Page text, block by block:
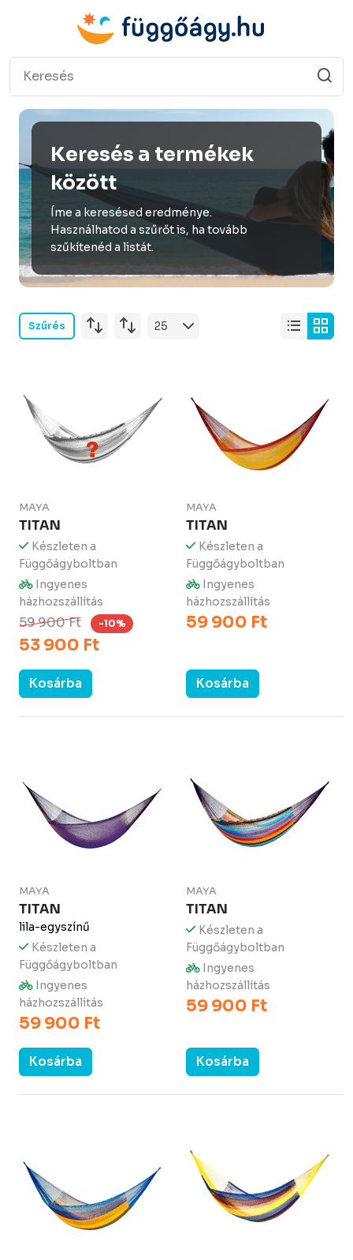
Keresés a termékek
között
Íme a keresésed eredménye.
Használhatod a szűrőt is, ha tovább
szűkítenéd a listát.
Szűrés
MAYA
TITAN
Készleten a
Függőágyboltban
Ingyenes
házhozszállítás
59 900 Ft -10%
53 900 Ft
Kosárba
MAYA
TITAN
Készleten a
Függőágyboltban
Ingyenes
házhozszállítás
59 900 Ft
Kosárba
MAYA
TITAN
lila-egyszínű
Készleten a
Függőágyboltban
Ingyenes
házhozszállítás
59 900 Ft
Kosárba
MAYA
TITAN
Készleten a
Függőágyboltban
Ingyenes
házhozszállítás
59 900 Ft
Kosárba